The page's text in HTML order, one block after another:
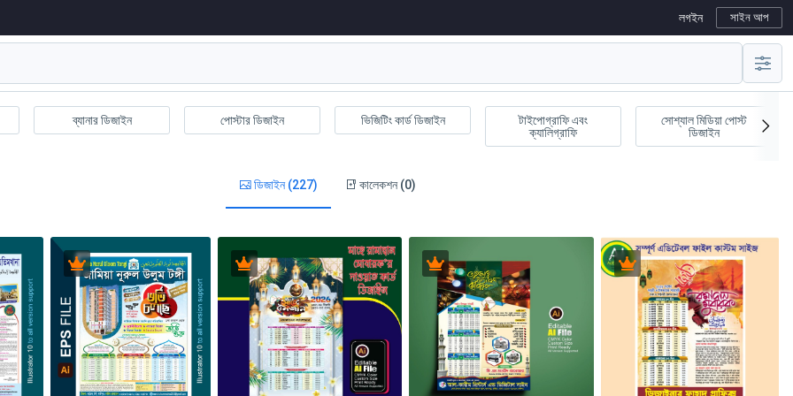
লগইন সাইন আপ
ব্যানার ডিজাইন পোস্টার ডিজাইন ভিজিটিং কার্ড ডিজাইন
টাইপোগ্রাফি এবং
ক্যালিগ্রাফি
সোশ্যাল মিডিয়া পোস্ট
ডিজাইন
ডিজাইন (227) কালেকশন (0)